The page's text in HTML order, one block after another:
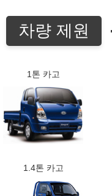
차량 제원
1톤 카고
1.4톤 카고